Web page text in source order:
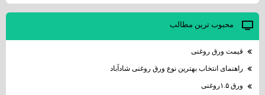
محبوب ترين مطالب
قیمت ورق روغنی
راهنمای انتخاب بهترین نوع ورق روغنی شادآباد
ورق ۱.۵روغنی